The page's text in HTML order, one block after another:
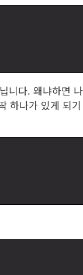
니다. 왜냐하면
하나가 있게 되